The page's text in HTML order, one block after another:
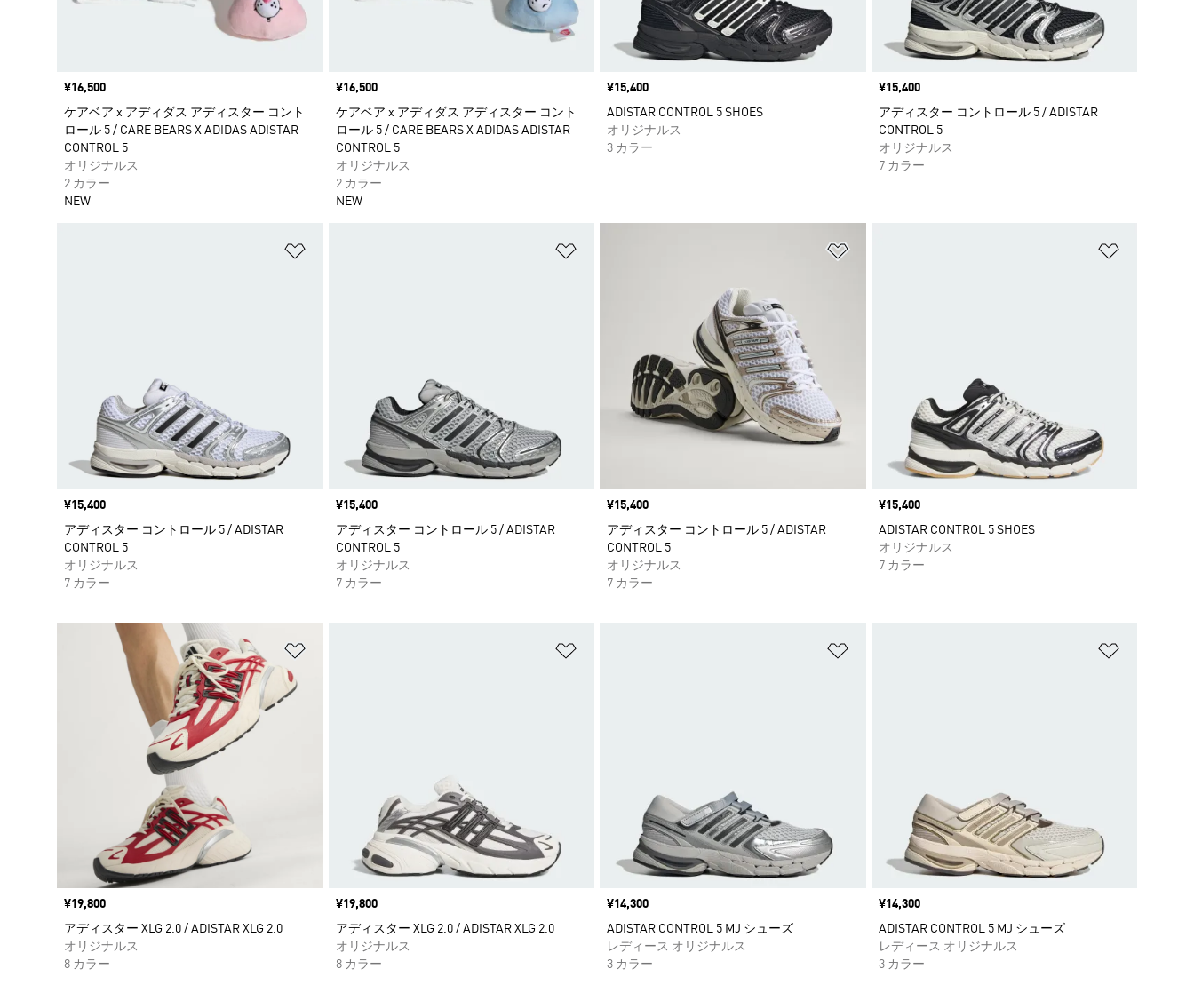
価格
¥16,500
ケアベア x アディダス アディスター コント
ロール 5 / CARE BEARS X ADIDAS ADISTAR
CONTROL 5
オリジナルス
2 カラー
NEW
価格
¥16,500
ケアベア x アディダス アディスター コント
ロール 5 / CARE BEARS X ADIDAS ADISTAR
CONTROL 5
オリジナルス
2 カラー
NEW
価格
¥15,400
ADISTAR CONTROL 5 SHOES
オリジナルス
3 カラー
価格
¥15,400
アディスター コントロール 5 / ADISTAR
CONTROL 5
オリジナルス
7 カラー
価格
¥15,400
アディスター コントロール 5 / ADISTAR
CONTROL 5
オリジナルス
7 カラー
価格
¥15,400
アディスター コントロール 5 / ADISTAR
CONTROL 5
オリジナルス
7 カラー
価格
¥15,400
アディスター コントロール 5 / ADISTAR
CONTROL 5
オリジナルス
7 カラー
価格
¥15,400
ADISTAR CONTROL 5 SHOES
オリジナルス
7 カラー
価格
¥19,800
アディスター XLG 2.0 / ADISTAR XLG 2.0
オリジナルス
8 カラー
価格
¥19,800
アディスター XLG 2.0 / ADISTAR XLG 2.0
オリジナルス
8 カラー
価格
¥14,300
ADISTAR CONTROL 5 MJ シューズ
レディース オリジナルス
3 カラー
価格
¥14,300
ADISTAR CONTROL 5 MJ シューズ
レディース オリジナルス
3 カラー